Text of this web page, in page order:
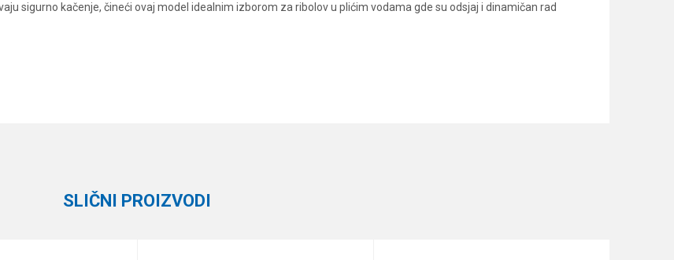
sigurno kačenje, čineći ovaj model idealnim izborom za ribolov u plićim vodama gde su odsjaj i dinamičan rad
SLIČNI PROIZVODI